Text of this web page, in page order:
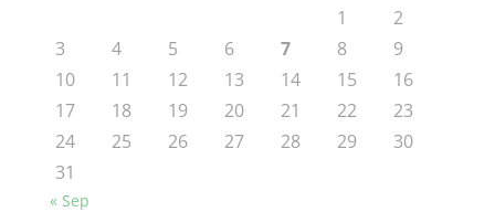
1
2
3
4 5 6 7 8
9
10
11 12 13 14 15
16
17
18 19 20 21 22
23
24
25 26 27 28 29
30
31
« Sep